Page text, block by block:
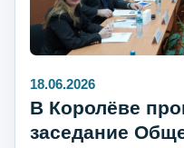
18.06.2026
В Королёве
заседание